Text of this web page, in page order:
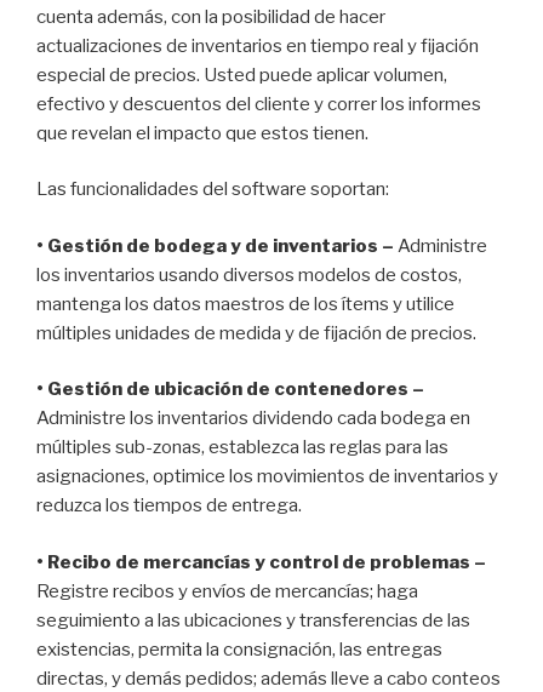
cuenta además, con la posibilidad de hacer
actualizaciones de inventarios en tiempo real y fijación
especial de precios. Usted puede aplicar volumen,
efectivo y descuentos del cliente y correr los informes
que revelan el impacto que estos tienen.
Las funcionalidades del software soportan:
• Gestión de bodega y de inventarios – Administre
los inventarios usando diversos modelos de costos,
mantenga los datos maestros de los ítems y utilice
múltiples unidades de medida y de fijación de precios.
• Gestión de ubicación de contenedores –
Administre los inventarios dividendo cada bodega en
múltiples sub-zonas, establezca las reglas para las
asignaciones, optimice los movimientos de inventarios y
reduzca los tiempos de entrega.
• Recibo de mercancías y control de problemas –
Registre recibos y envíos de mercancías; haga
seguimiento a las ubicaciones y transferencias de las
existencias, permita la consignación, las entregas
directas, y demás pedidos; además lleve a cabo conteos